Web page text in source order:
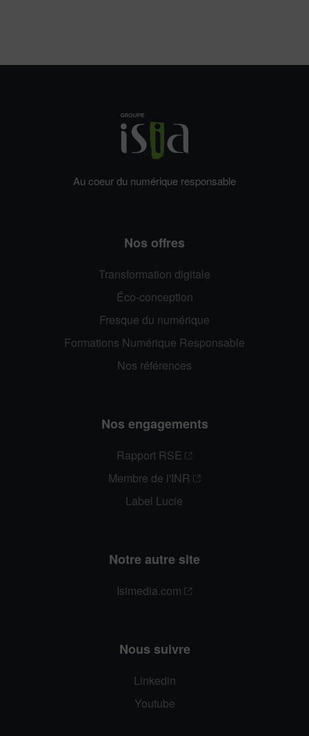
Au coeur du numérique responsable
Nos offres
Transformation digitale
Éco-conception
Fresque du numérique
Formations Numérique Responsable
Nos références
Nos engagements
Rapport RSE
Membre de l'INR
Label Lucie
Notre autre site
Isimedia.com
Nous suivre
Linkedin
Youtube